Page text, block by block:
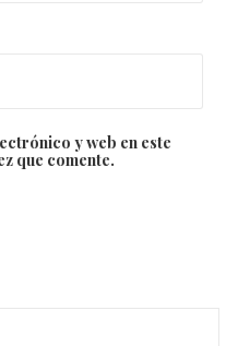
y web en este
que comente.